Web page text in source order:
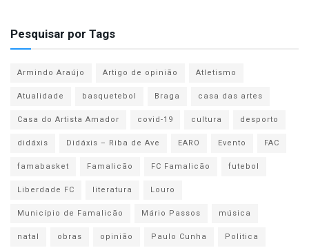
Pesquisar por Tags
Armindo Araújo Artigo de opinião
Atletismo
Atualidade
basquetebol Braga
casa das artes
Casa do Artista Amador
covid-19 cultura
desporto
didáxis
Didáxis – Riba de Ave EARO Evento
FAC
famabasket
Famalicão FC Famalicão
futebol
Liberdade FC
literatura
Louro
Município de Famalicão
Mário Passos
música
natal
obras opinião Paulo Cunha
Politica